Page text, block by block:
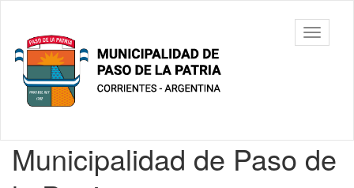
contenido
principal
Municipalidad
de Paso De
La Patria
barra
Contenido
Municipalidad de Paso de